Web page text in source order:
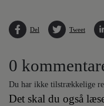
Del Tweet
0
Du har ikke tilstrækkelige
Det skal du også